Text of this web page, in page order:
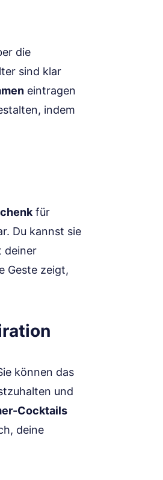
die
sind klar
eintragen
indem
für
Du kannst sie
deiner
Geste zeigt,
können das
und
Cocktails
deine